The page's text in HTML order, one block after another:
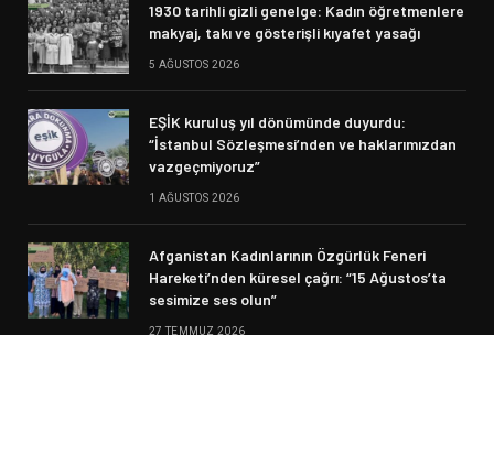
1930 tarihli gizli genelge: Kadın öğretmenlere
makyaj, takı ve gösterişli kıyafet yasağı
5 AĞUSTOS 2026
EŞİK kuruluş yıl dönümünde duyurdu:
“İstanbul Sözleşmesi’nden ve haklarımızdan
vazgeçmiyoruz”
1 AĞUSTOS 2026
Afganistan Kadınlarının Özgürlük Feneri
Hareketi’nden küresel çağrı: “15 Ağustos’ta
sesimize ses olun”
27 TEMMUZ 2026